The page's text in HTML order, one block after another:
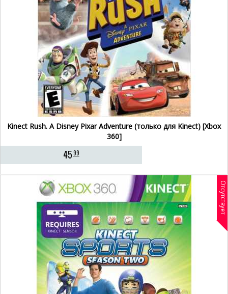
Kinect Rush. A Disney Pixar Adventure (только для Kinect) [Xbox
360]
4599
Отсутствует